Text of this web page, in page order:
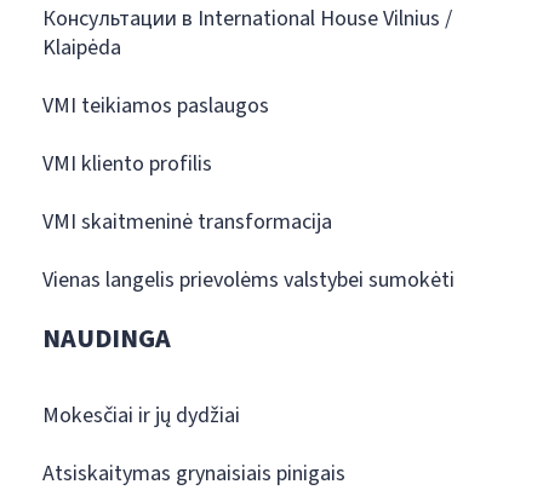
Консультации в International House Vilnius /
Klaipėda
VMI teikiamos paslaugos
VMI kliento profilis
VMI skaitmeninė transformacija
Vienas langelis prievolėms valstybei sumokėti
NAUDINGA
Mokesčiai ir jų dydžiai
Atsiskaitymas grynaisiais pinigais